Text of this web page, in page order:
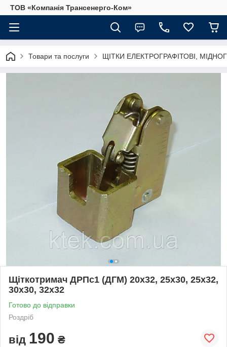
ТОВ «Компанія Трансенерго-Ком»
Товари та послуги ЩІТКИ ЕЛЕКТРОГРАФІТОВІ,
Щіткотримач ДРПс1 (ДГМ) 20х32, 25х30, 25х32,
30х30, 32х32
Готово до відправки
Роздріб
від 190 ₴